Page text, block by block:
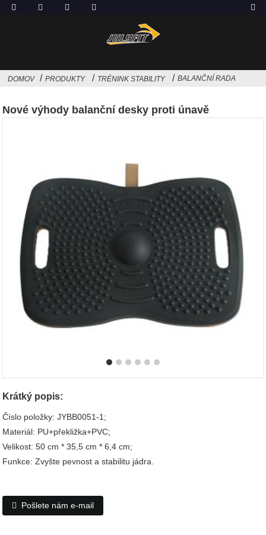
DOMOV PRODUKTY TRÉNINK STABILITY BALANČNÍ RADA
Nové výhody balanční desky proti únavě
Krátký popis:
Číslo položky: JYBB0051-1;
Materiál: PU+překližka+PVC;
Velikost: 50 cm * 35,5 cm * 6,4 cm;
Funkce: Zvyšte pevnost a stabilitu jádra.
Pošlete nám e-mail